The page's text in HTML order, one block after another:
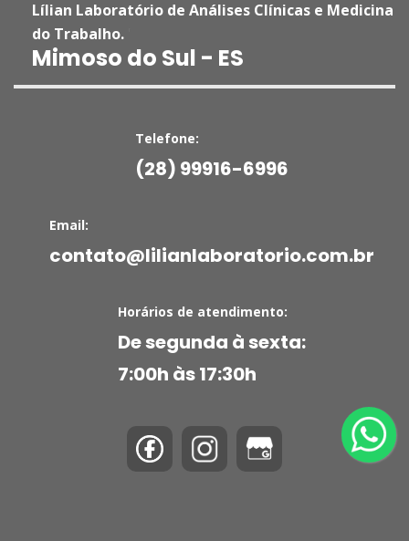
Lílian Laboratório de Análises Clínicas e Medicina
do Trabalho.
Mimoso do Sul - ES
Telefone:
(28) 99916-6996
Email:
contato@lilianlaboratorio.com.br
Horários de atendimento:
De segunda à sexta:
7:00h às 17:30h